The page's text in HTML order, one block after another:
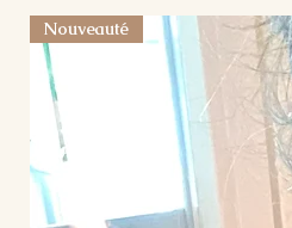
Nouveauté